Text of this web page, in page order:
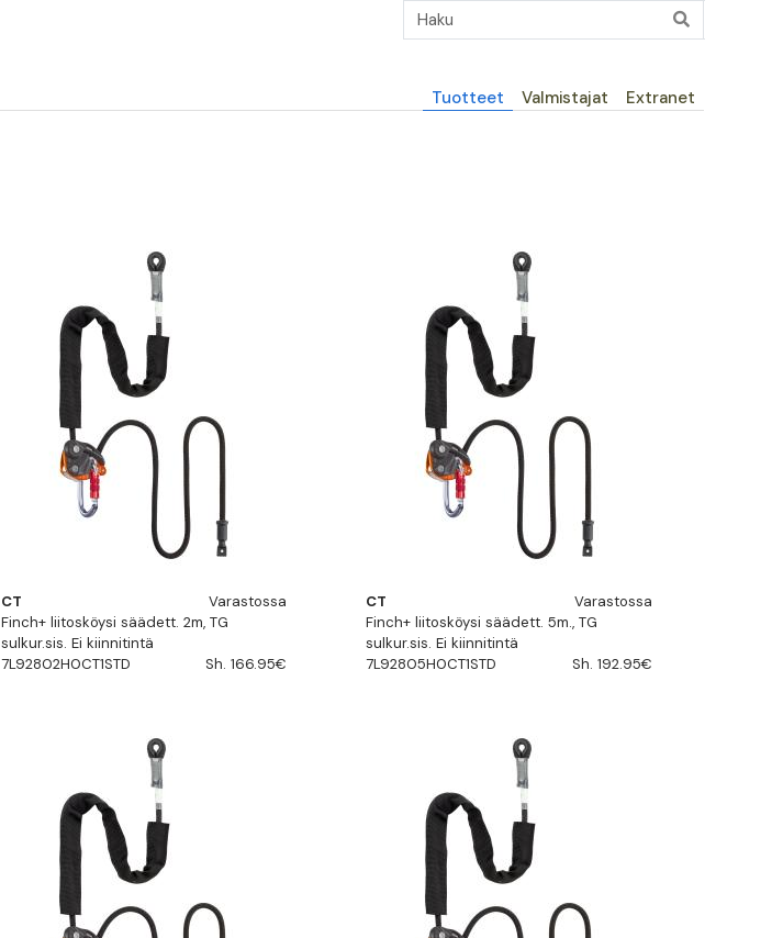
Päävalikko
Tuotteet Valmistajat Extranet
CT
Varastossa
Finch+ liitosköysi säädett. 2m, TG
sulkur.sis. Ei kiinnitintä
7L92802H0CT1STD
Sh. 166.95€
CT
Varastossa
Finch+ liitosköysi säädett. 5m., TG
sulkur.sis. Ei kiinnitintä
7L92805H0CT1STD
Sh. 192.95€